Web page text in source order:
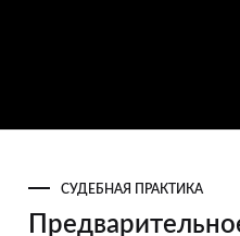
СУДЕБНАЯ ПРАКТИКА